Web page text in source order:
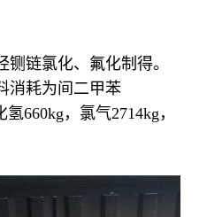
链氯化、氟化制得。
消耗为间二甲苯
氢660kg，氯气2714kg，